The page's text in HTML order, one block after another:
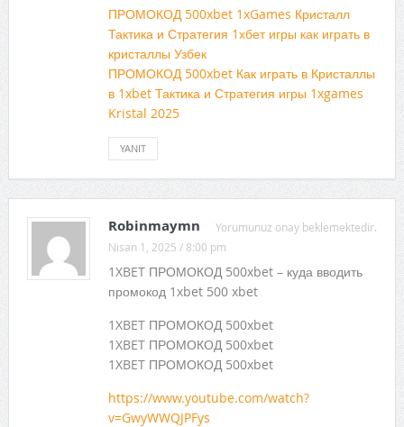
ПРОМОКОД 500xbet 1xGames Кристалл
Тактика и Стратегия 1хбет игры как играть в
кристаллы Узбек
ПРОМОКОД 500xbet Как играть в Кристаллы
в 1xbet Тактика и Стратегия игры 1xgames
Kristal 2025
YANIT
Yorumunuz onay beklemektedir.
Robinmaymn
Nisan 1, 2025 / 8:00 pm
1XBET ПРОМОКОД 500xbet – куда вводить
промокод 1xbet 500 xbet
1XBET ПРОМОКОД 500xbet
1XBET ПРОМОКОД 500xbet
1XBET ПРОМОКОД 500xbet
https://www.youtube.com/watch?
v=GwyWWQJPFys